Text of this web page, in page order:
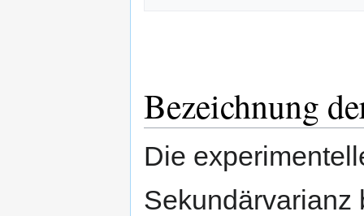
Bezeichnung
Die
Sekundärvarianz